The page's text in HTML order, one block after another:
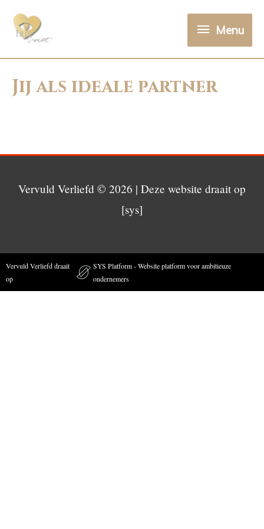
Menu
Jij als ideale partner
Vervuld Verliefd © 2026 | Deze website draait op
[sys]
Vervuld Verliefd draait
op
SYS Platform - Website platform voor ambitieuze
ondernemers